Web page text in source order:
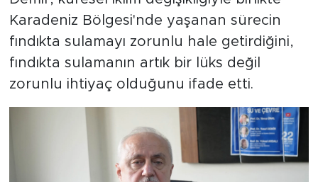
Karadeniz Bölgesi'nde yaşanan sürecin
fındıkta sulamayı zorunlu hale getirdiğini,
fındıkta sulamanın artık bir lüks değil
zorunlu ihtiyaç olduğunu ifade etti.